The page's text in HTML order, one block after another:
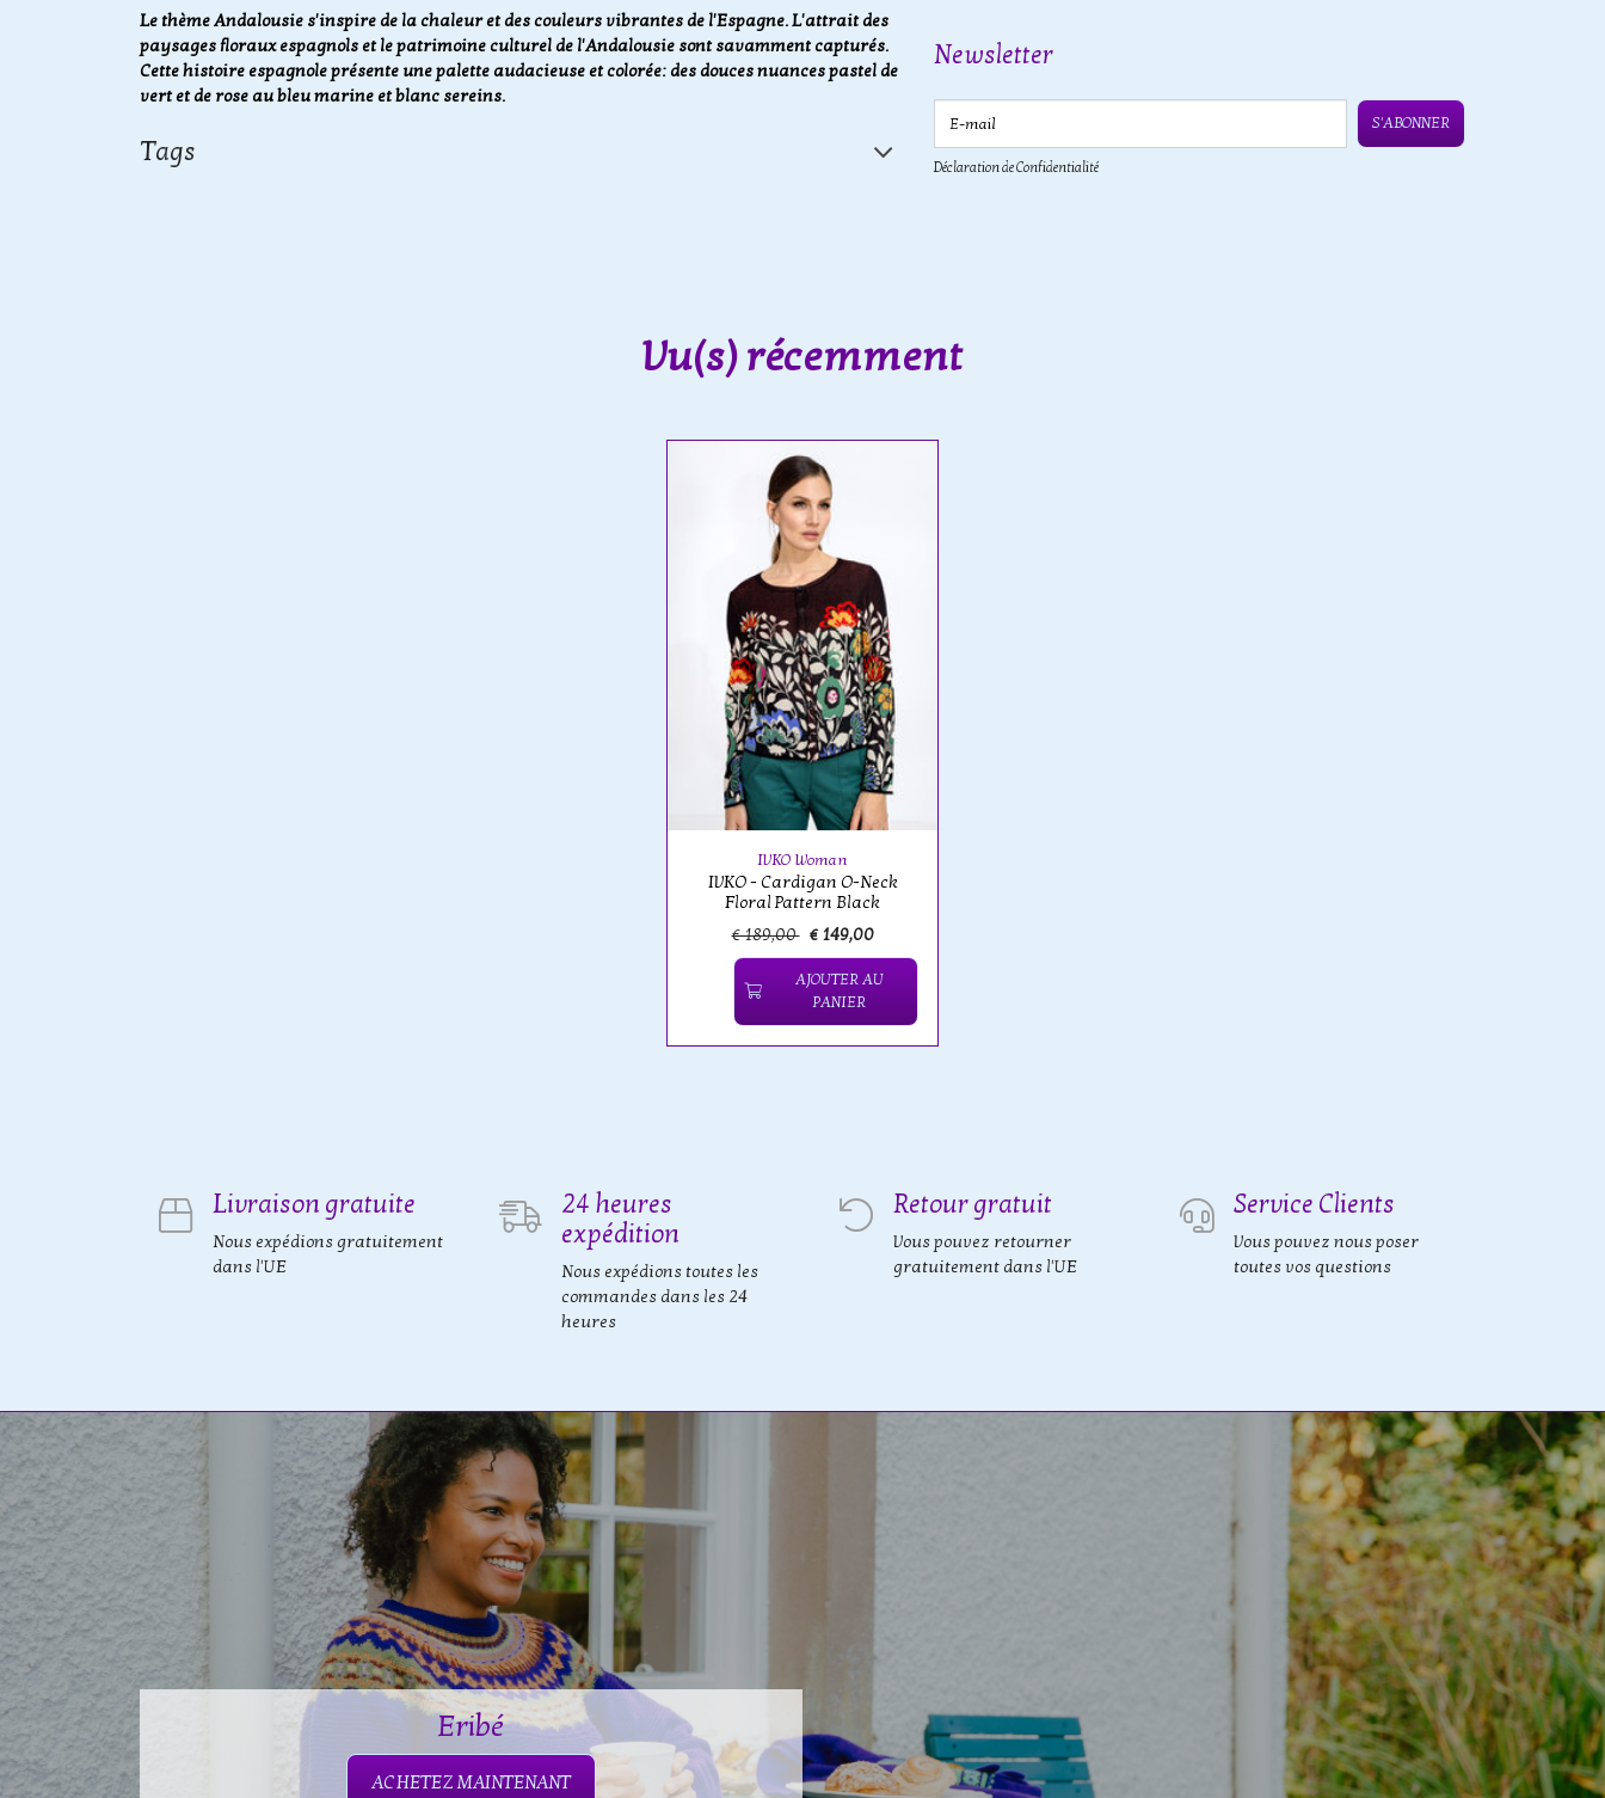
Le thème Andalousie s'inspire de la chaleur et des couleurs vibrantes de l'Espagne. L'attrait des
paysages floraux espagnols et le patrimoine culturel de l'Andalousie sont savamment capturés.
Cette histoire espagnole présente une palette audacieuse et colorée: des douces nuances pastel de
vert et de rose au bleu marine et blanc sereins.
Tags
Newsletter
E-mail
S'ABONNER
Déclaration de Confidentialité
Vu(s) récemment
IVKO Woman
IVKO - Cardigan O-Neck
Floral Pattern Black
€ 189,00 € 149,00
AJOUTER AU
PANIER
Livraison gratuite
Nous expédions gratuitement
dans l'UE
24 heures
expédition
Nous expédions toutes les
commandes dans les 24
heures
Retour gratuit
Vous pouvez retourner
gratuitement dans l'UE
Service Clients
Vous pouvez nous poser
toutes vos questions
Eribé
ACHETEZ MAINTENANT